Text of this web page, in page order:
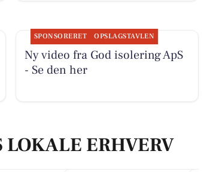
SPONSORERET OPSLAGSTAVLEN
Ny video fra God isolering ApS
- Se den her
LOKALE ERHVERV